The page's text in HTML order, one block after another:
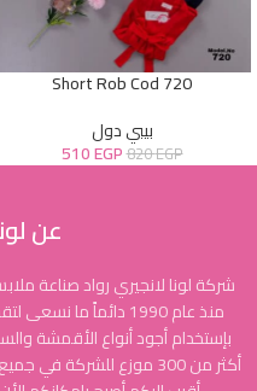
Short Rob Cod 720
بيبي دول
820EGP
510EGP
عن
شركة لونا لانجيري رواد صناعة
منذ عام 1990 دائماً
بإستخدام أجود أنواع الأقمشة
أكثر من 300 موزع